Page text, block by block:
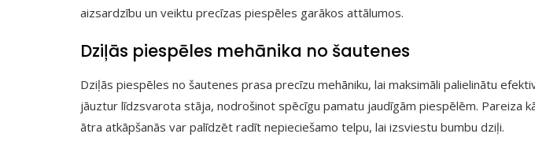
aizsardzību un veiktu precīzas piespēles garākos attālumos.
Dziļās piespēles mehānika no šautenes
Dziļās piespēles no šautenes prasa precīzu mehāniku, lai maksimāli palielinātu
jāuztur līdzsvarota stāja, nodrošinot spēcīgu pamatu jaudīgām piespēlēm. Pareiza
ātra atkāpšanās var palīdzēt radīt nepieciešamo telpu, lai izsviestu bumbu dziļi.